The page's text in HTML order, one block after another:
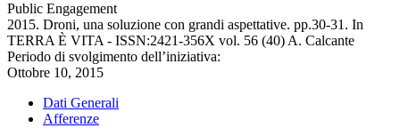
Public Engagement
2015. Droni, una soluzione con grandi aspettative. pp.30-31. In
TERRA È VITA - ISSN:2421-356X vol. 56 (40) A. Calcante
Periodo di svolgimento dell’iniziativa:
Ottobre 10, 2015
Dati Generali
Afferenze